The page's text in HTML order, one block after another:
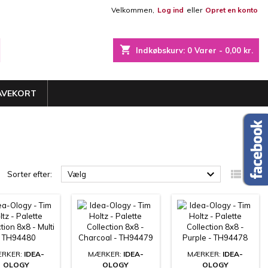
Velkommen, Log ind eller Opret en konto
shopping_cart Indkøbskurv: 0 Varer - 0,00 kr.
Sorter efter: Vælg   
IDEA-
OLOGY
MÆRKER: IDEA-
OLOGY
MÆRKER: IDEA-
OLOGY